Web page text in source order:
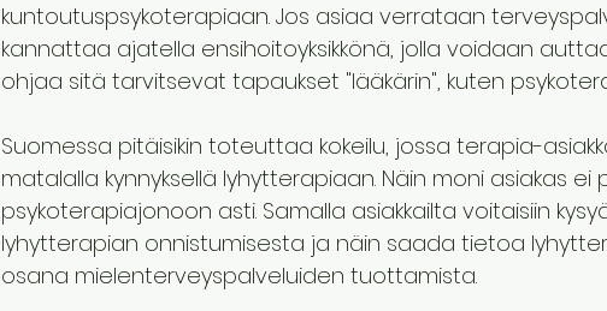
kuntoutuspsykoterapiaan. Jos asiaa verrataan
kannattaa ajatella ensihoitoyksikkönä, jolla voidaan
ohjaa sitä tarvitsevat tapaukset "lääkärin", kuten
Suomessa pitäisikin toteuttaa kokeilu, jossa terapia-
matalalla kynnyksellä lyhytterapiaan. Näin moni asiakas ei
psykoterapiajonoon asti. Samalla asiakkailta voitaisiin
lyhytterapian onnistumisesta ja näin saada tietoa
osana mielenterveyspalveluiden tuottamista.